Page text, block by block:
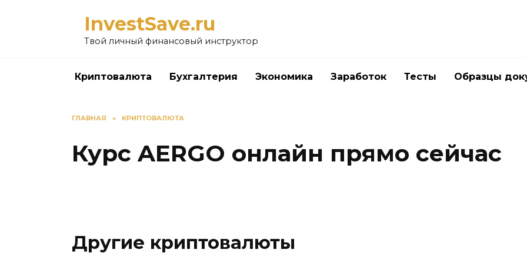
InvestSave.ru
Твой личный финансовый инструктор
Криптовалюта Бухгалтерия Экономика Заработок Тесты Образцы
ГЛАВНАЯ » КРИПТОВАЛЮТА
Курс AERGO онлайн прямо сейчас
Другие криптовалюты